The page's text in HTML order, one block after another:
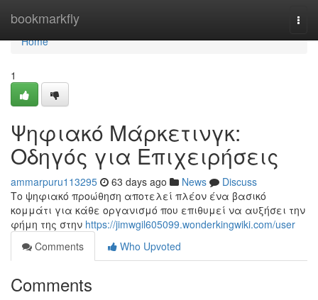
bookmarkfly
Home
Home
1
Ψηφιακό Μάρκετινγκ:
Οδηγός για Επιχειρήσεις
ammarpuru113295 63 days ago News
Discuss
Το ψηφιακό προώθηση αποτελεί πλέον ένα βασικό
κομμάτι για κάθε οργανισμό που επιθυμεί να αυξήσει την
φήμη της στην https://jimwgil605099.wonderkingwiki.com/user
Comments
Who Upvoted
Comments